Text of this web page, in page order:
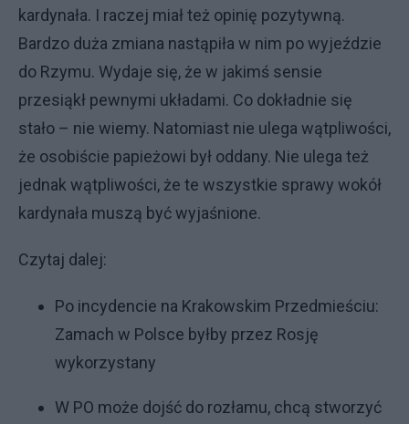
kardynała. I raczej miał też opinię pozytywną.
Bardzo duża zmiana nastąpiła w nim po wyjeździe
do Rzymu. Wydaje się, że w jakimś sensie
przesiąkł pewnymi układami. Co dokładnie się
stało – nie wiemy. Natomiast nie ulega wątpliwości,
że osobiście papieżowi był oddany. Nie ulega też
jednak wątpliwości, że te wszystkie sprawy wokół
kardynała muszą być wyjaśnione.
Czytaj dalej:
Po incydencie na Krakowskim Przedmieściu:
Zamach w Polsce byłby przez Rosję
wykorzystany
W PO może dojść do rozłamu, chcą stworzyć